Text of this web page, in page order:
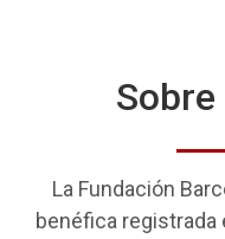
La Fundación
benéfica registrada